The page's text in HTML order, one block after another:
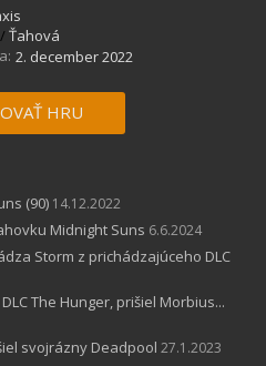
/ Ťahová
2. december 2022
HRU
(90) 14.12.2022
Midnight Suns 6.6.2024
Storm z prichádzajúceho DLC
The Hunger, prišiel Morbius...
svojrázny Deadpool 27.1.2023